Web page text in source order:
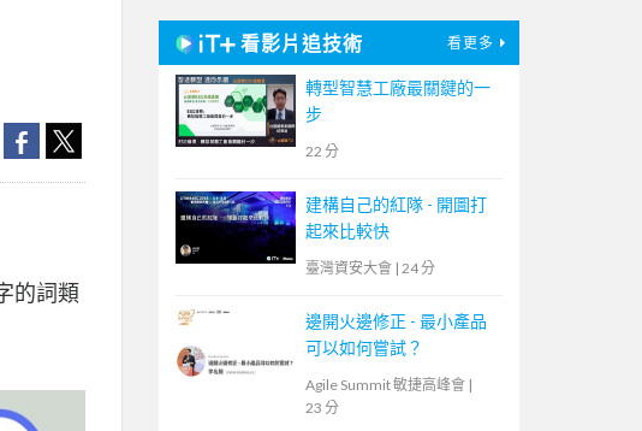
的詞類
看影片追技術 看更多
轉型智慧工廠最關鍵的一
步
22 分
建構自己的紅隊 - 開圖打
起來比較快
臺灣資安大會 | 24 分
邊開火邊修正 - 最小產品
可以如何嘗試？
Agile Summit 敏捷高峰會 |
23 分